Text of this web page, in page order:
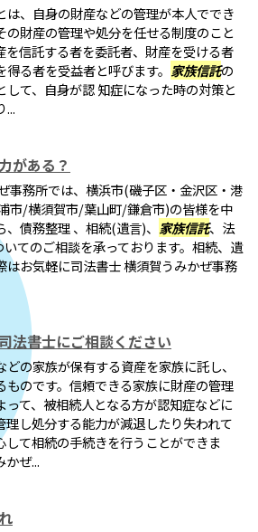
は、自身の財産などの管理が本人ででき
の財産の管理や処分を任せる制度のこと
を信託する者を委託者、財産を受ける者
る者を受益者と呼びます。 家族信託の
して、自身が認 知症になった時の対策と
...
がある？
事務所では、横浜市(磯子区・金沢区・港
市/横須賀市/葉山町/鎌倉市)の皆様を中
債務整理 、相続(遺言)、 家族信託、法
てのご相談を承っております。相続、遺
はお気軽に司法書士 横須賀うみかぜ事務
法書士にご相談ください
の家族が保有する資産を家族に託し、
ものです。信頼できる家族に財産の管理
って、被相続人となる方が認知症などに
理し処分する能力が減退したり失われて
して相続の手続きを行うことができま
かぜ...